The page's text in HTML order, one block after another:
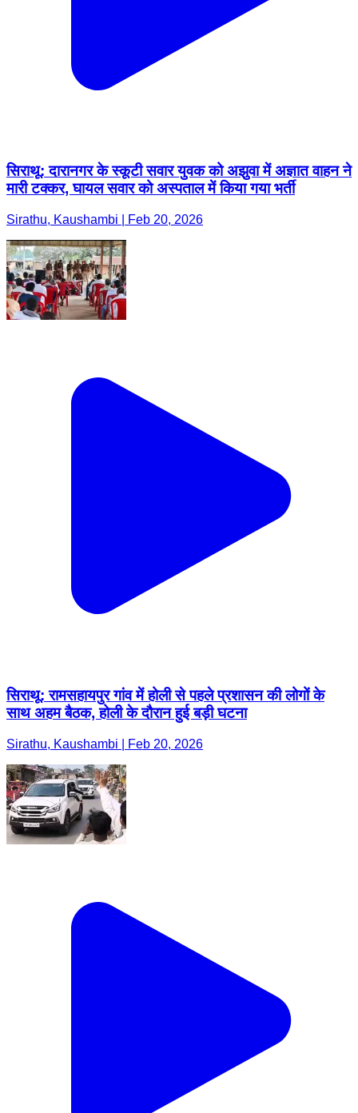
सिराथू: दारानगर के स्कूटी सवार युवक को अझुवा में अज्ञात वाहन ने
मारी टक्कर, घायल सवार को अस्पताल में किया गया भर्ती
Sirathu, Kaushambi | Feb 20, 2026
सिराथू: रामसहायपुर गांव में होली से पहले प्रशासन की लोगों के
साथ अहम बैठक, होली के दौरान हुई बड़ी घटना
Sirathu, Kaushambi | Feb 20, 2026